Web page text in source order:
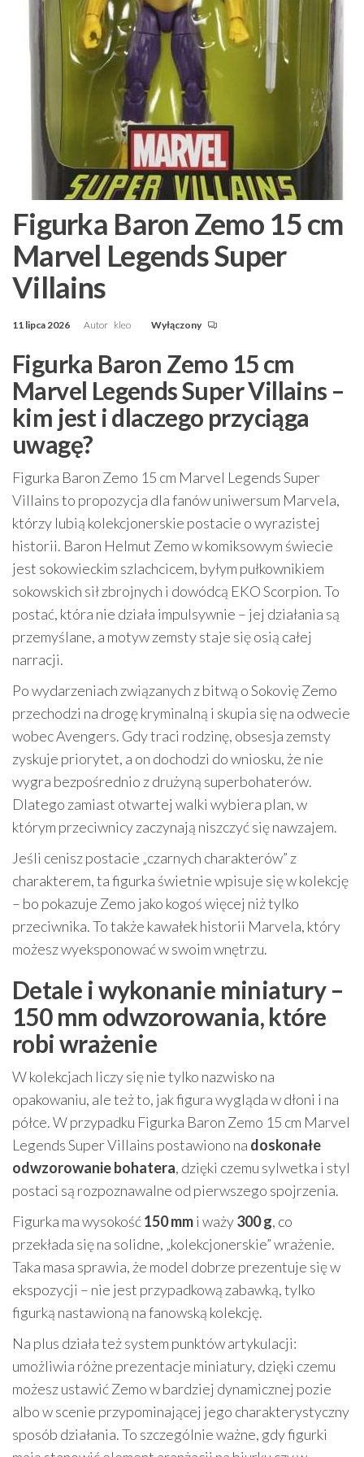
Figurka Baron Zemo 15 cm
Marvel Legends Super
Villains
11 lipca 2026 Autor kleo Wyłączony
Figurka Baron Zemo 15 cm
Marvel Legends Super Villains –
kim jest i dlaczego przyciąga
uwagę?
Figurka Baron Zemo 15 cm Marvel Legends Super
Villains to propozycja dla fanów uniwersum Marvela,
którzy lubią kolekcjonerskie postacie o wyrazistej
historii. Baron Helmut Zemo w komiksowym świecie
jest sokowieckim szlachcicem, byłym pułkownikiem
sokowskich sił zbrojnych i dowódcą EKO Scorpion. To
postać, która nie działa impulsywnie – jej działania są
przemyślane, a motyw zemsty staje się osią całej
narracji.
Po wydarzeniach związanych z bitwą o Sokovię Zemo
przechodzi na drogę kryminalną i skupia się na odwecie
wobec Avengers. Gdy traci rodzinę, obsesja zemsty
zyskuje priorytet, a on dochodzi do wniosku, że nie
wygra bezpośrednio z drużyną superbohaterów.
Dlatego zamiast otwartej walki wybiera plan, w
którym przeciwnicy zaczynają niszczyć się nawzajem.
Jeśli cenisz postacie „czarnych charakterów” z
charakterem, ta figurka świetnie wpisuje się w kolekcję
– bo pokazuje Zemo jako kogoś więcej niż tylko
przeciwnika. To także kawałek historii Marvela, który
możesz wyeksponować w swoim wnętrzu.
Detale i wykonanie miniatury –
150 mm odwzorowania, które
robi wrażenie
W kolekcjach liczy się nie tylko nazwisko na
opakowaniu, ale też to, jak figura wygląda w dłoni i na
półce. W przypadku Figurka Baron Zemo 15 cm Marvel
Legends Super Villains postawiono na doskonałe
odwzorowanie bohatera, dzięki czemu sylwetka i styl
postaci są rozpoznawalne od pierwszego spojrzenia.
Figurka ma wysokość150 mmi waży300 g, co
przekłada się na solidne, „kolekcjonerskie” wrażenie.
Taka masa sprawia, że model dobrze prezentuje się w
ekspozycji – nie jest przypadkową zabawką, tylko
figurką nastawioną na fanowską kolekcję.
Na plus działa też system punktów artykulacji:
umożliwia różne prezentacje miniatury, dzięki czemu
możesz ustawić Zemo w bardziej dynamicznej pozie
albo w scenie przypominającej jego charakterystyczny
sposób działania. To szczególnie ważne, gdy figurki